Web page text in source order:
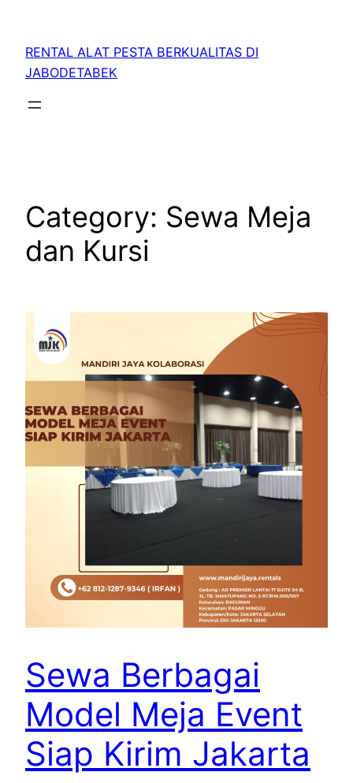
RENTAL ALAT PESTA BERKUALITAS DI
JABODETABEK
Category: Sewa Meja
dan Kursi
Sewa Berbagai
Model Meja Event
Siap Kirim Jakarta